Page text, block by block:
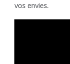
vos envies.